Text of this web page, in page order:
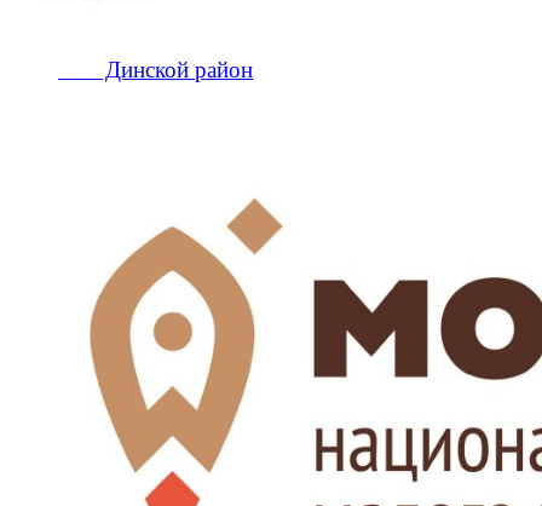
Динской район